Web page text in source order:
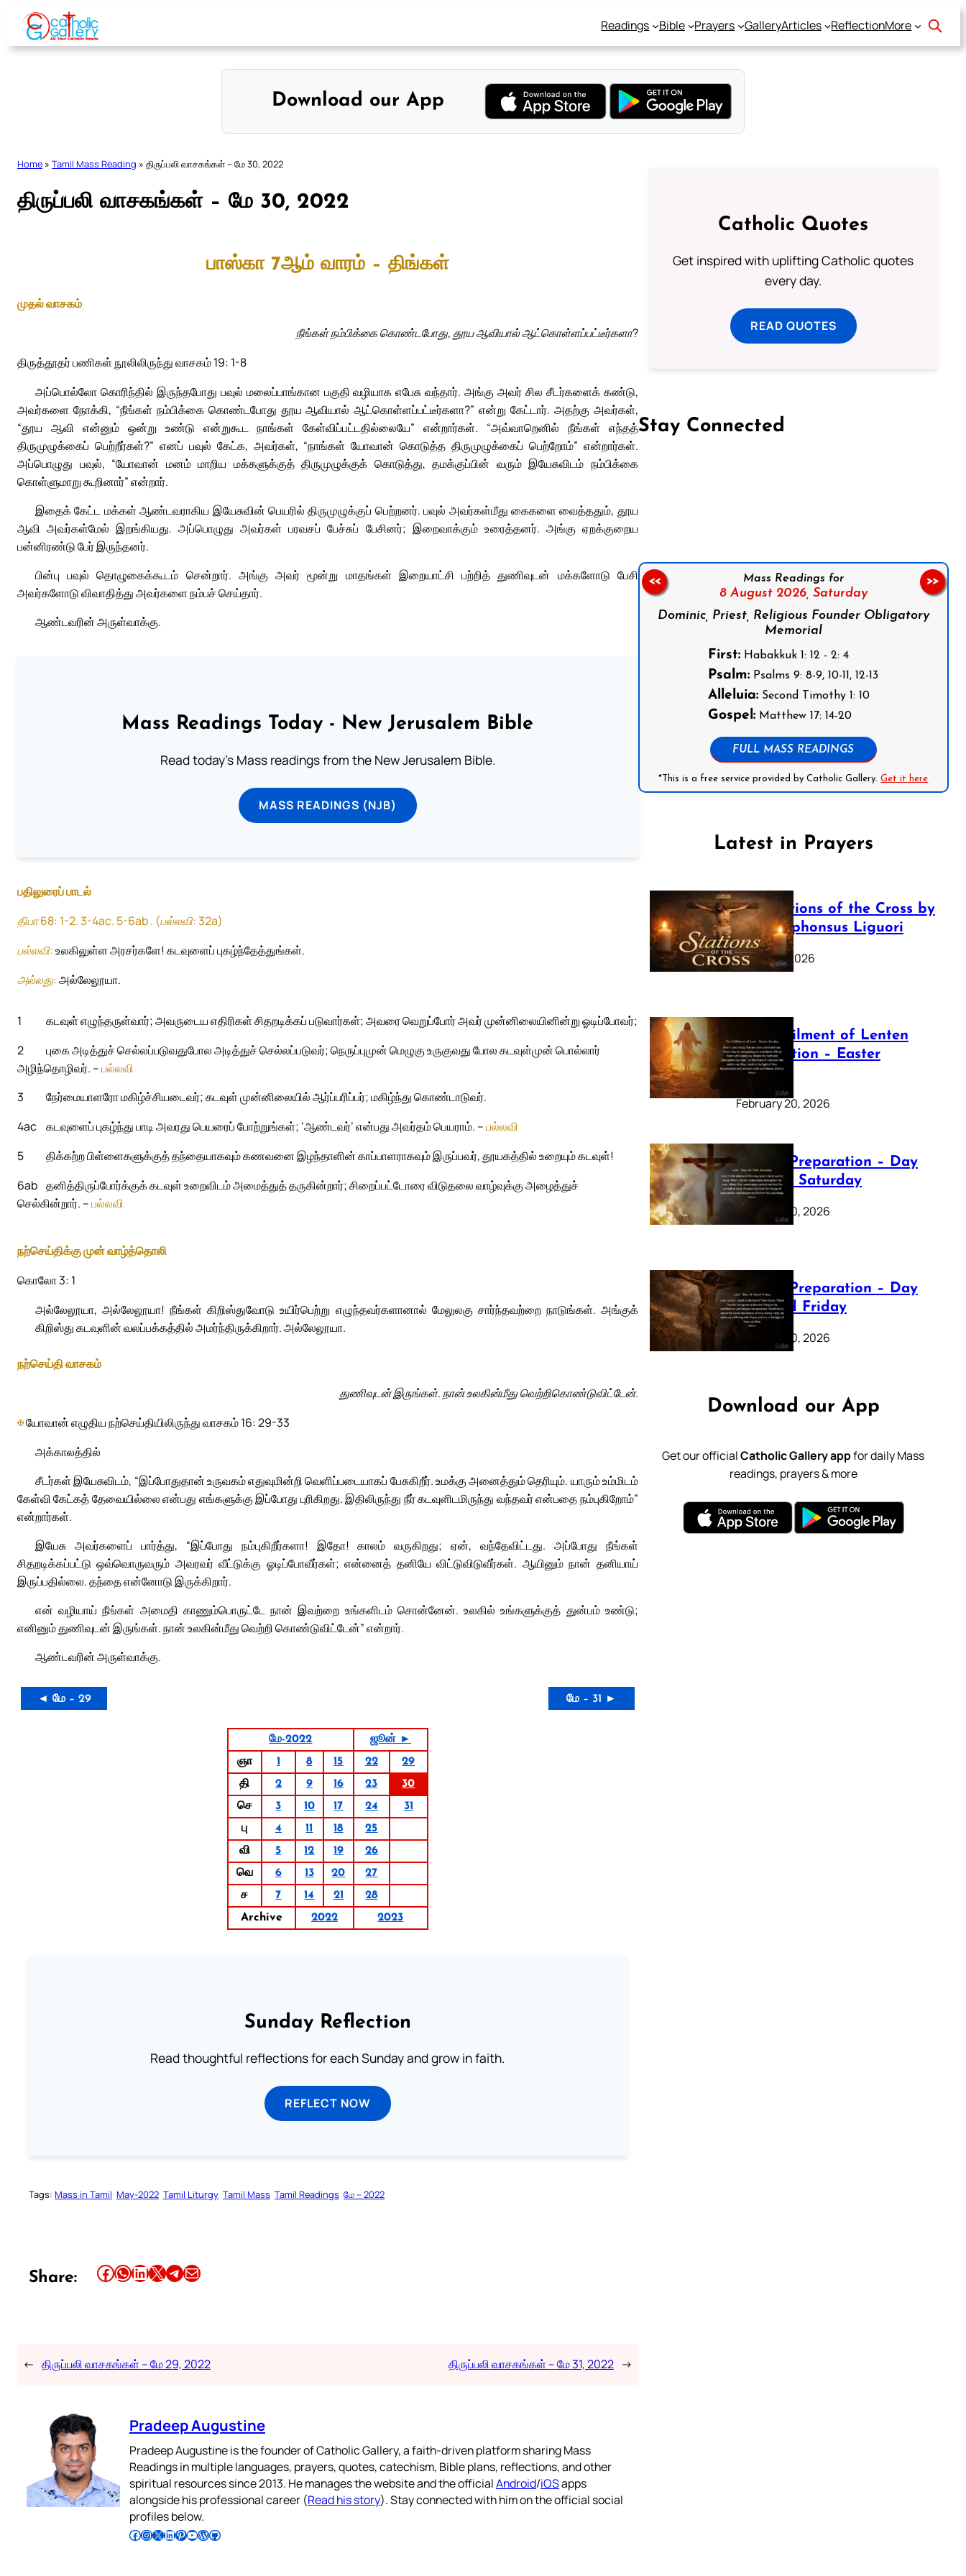
Skip
content
Readings Bible Prayers GalleryArticles ReflectionMore
Download our App
Home » Tamil Mass Reading » திருப்பலி வாசகங்கள் – மே 30, 2022
திருப்பலி வாசகங்கள் – மே 30, 2022
பாஸ்கா 7ஆம் வாரம் – திங்கள்
முதல் வாசகம்
நீங்கள் நம்பிக்கை கொண்டபோது, தூய ஆவியால் ஆட்கொள்ளப்பட்டீர்களா?
திருத்தூதர் பணிகள் நூலிலிருந்து வாசகம் 19: 1-8
அப்பொல்லோ கொரிந்தில் இருந்தபோது பவுல் மலைப்பாங்கான பகுதி வழியாக எபேசு வந்தார். அங்கு அவர் சில சீடர்களைக் கண்டு,
அவர்களை நோக்கி, “நீங்கள் நம்பிக்கை கொண்டபோது தூய ஆவியால் ஆட்கொள்ளப்பட்டீர்களா?” என்று கேட்டார். அதற்கு அவர்கள்,
“தூய ஆவி என்னும் ஒன்று உண்டு என்றுகூட நாங்கள் கேள்விப்பட்டதில்லையே” என்றார்கள். “அவ்வாறெனில் நீங்கள் எந்தத்
திருமுழுக்கைப் பெற்றீர்கள்?” எனப் பவுல் கேட்க, அவர்கள், “நாங்கள் யோவான் கொடுத்த திருமுழுக்கைப் பெற்றோம்” என்றார்கள்.
அப்பொழுது பவுல், “யோவான் மனம் மாறிய மக்களுக்குத் திருமுழுக்குக் கொடுத்து, தமக்குப்பின் வரும் இயேசுவிடம் நம்பிக்கை
கொள்ளுமாறு கூறினார்” என்றார்.
இதைக் கேட்ட மக்கள் ஆண்டவராகிய இயேசுவின் பெயரில் திருமுழுக்குப் பெற்றனர். பவுல் அவர்கள்மீது கைகளை வைத்ததும், தூய
ஆவி அவர்கள்மேல் இறங்கியது. அப்பொழுது அவர்கள் பரவசப் பேச்சுப் பேசினர்; இறைவாக்கும் உரைத்தனர். அங்கு ஏறக்குறைய
பன்னிரண்டு பேர் இருந்தனர்.
பின்பு பவுல் தொழுகைக்கூடம் சென்றார். அங்கு அவர் மூன்று மாதங்கள் இறையாட்சி பற்றித் துணிவுடன் மக்களோடு பேசி
அவர்களோடு விவாதித்து அவர்களை நம்பச் செய்தார்.
ஆண்டவரின் அருள்வாக்கு.
Mass Readings Today - New Jerusalem Bible
Read today's Mass readings from the New Jerusalem Bible.
MASS READINGS (NJB)
பதிலுரைப் பாடல்
திபா 68: 1-2. 3-4ac. 5-6ab . (பல்லவி: 32a)
பல்லவி:உலகிலுள்ள அரசர்களே! கடவுளைப் புகழ்ந்தேத்துங்கள்.
அல்லது:அல்லேலூயா.
1
கடவுள் எழுந்தருள்வார்; அவருடைய எதிரிகள் சிதறடிக்கப் படுவார்கள்; அவரை வெறுப்போர் அவர் முன்னிலையினின்று ஓடிப்போவர்;
2
புகை அடித்துச் செல்லப்படுவதுபோல அடித்துச் செல்லப்படுவர்; நெருப்புமுன் மெழுகு உருகுவது போல கடவுள்முன் பொல்லார்
அழிந்தொழிவர். –பல்லவி
3
நேர்மையாளரோ மகிழ்ச்சியடைவர்; கடவுள் முன்னிலையில் ஆர்ப்பரிப்பர்; மகிழ்ந்து கொண்டாடுவர்.
4ac
கடவுளைப் புகழ்ந்து பாடி அவரது பெயரைப் போற்றுங்கள்; ‘ஆண்டவர்’ என்பது அவர்தம் பெயராம். –பல்லவி
5
திக்கற்ற பிள்ளைகளுக்குத் தந்தையாகவும் கணவனை இழந்தாளின் காப்பாளராகவும் இருப்பவர், தூயகத்தில் உறையும் கடவுள்!
6ab தனித்திருப்போர்க்குக் கடவுள் உறைவிடம் அமைத்துத் தருகின்றார்; சிறைப்பட்டோரை விடுதலை வாழ்வுக்கு அழைத்துச்
செல்கின்றார். –பல்லவி
நற்செய்திக்கு முன் வாழ்த்தொலி
கொலோ 3: 1
அல்லேலூயா, அல்லேலூயா! நீங்கள் கிறிஸ்துவோடு உயிர்பெற்று எழுந்தவர்களானால் மேலுலகு சார்ந்தவற்றை நாடுங்கள். அங்குக்
கிறிஸ்து கடவுளின் வலப்பக்கத்தில் அமர்ந்திருக்கிறார். அல்லேலூயா.
நற்செய்தி வாசகம்
துணிவுடன் இருங்கள். நான் உலகின்மீது வெற்றிகொண்டுவிட்டேன்.
✠யோவான் எழுதிய நற்செய்தியிலிருந்து வாசகம் 16: 29-33
அக்காலத்தில்
சீடர்கள் இயேசுவிடம், “இப்போதுதான் உருவகம் எதுவுமின்றி வெளிப்படையாகப் பேசுகிறீர். உமக்கு அனைத்தும் தெரியும். யாரும் உம்மிடம்
கேள்வி கேட்கத் தேவையில்லை என்பது எங்களுக்கு இப்போது புரிகிறது. இதிலிருந்து நீர் கடவுளிடமிருந்து வந்தவர் என்பதை நம்புகிறோம்”
என்றார்கள்.
இயேசு அவர்களைப் பார்த்து, “இப்போது நம்புகிறீர்களா! இதோ! காலம் வருகிறது; ஏன், வந்தேவிட்டது. அப்போது நீங்கள்
சிதறடிக்கப்பட்டு ஒவ்வொருவரும் அவரவர் வீட்டுக்கு ஓடிப்போவீர்கள்; என்னைத் தனியே விட்டுவிடுவீர்கள். ஆயினும் நான் தனியாய்
இருப்பதில்லை. தந்தை என்னோடு இருக்கிறார்.
என் வழியாய் நீங்கள் அமைதி காணும்பொருட்டே நான் இவற்றை உங்களிடம் சொன்னேன். உலகில் உங்களுக்குத் துன்பம் உண்டு;
எனினும் துணிவுடன் இருங்கள். நான் உலகின்மீது வெற்றி கொண்டுவிட்டேன்” என்றார்.
ஆண்டவரின் அருள்வாக்கு.
◄ மே – 29 மே – 31 ►
மே-2022
ஜூன் ►
ஞா
1 8 15 22
29
தி
2 9 16 23
30
செ
3 10 17 24
31
பு
4 11 18
25
வி
5 12 19
26
வெ
6 13 20
27
ச
7 14 21
28
Archive
2022 2023
Sunday Reflection
Read thoughtful reflections for each Sunday and grow in faith.
REFLECT NOW
Tags: Mass in Tamil May-2022 Tamil Liturgy Tamil Mass Tamil Readings மே – 2022
Share: Share this article on Facebook Share this article on WhatsApp Share this article on LinkedIn Share this article on X Share this article on TelegramEmail this Article
← திருப்பலி வாசகங்கள் – மே 29, 2022 திருப்பலி வாசகங்கள் – மே 31, 2022 →
Pradeep Augustine
Pradeep Augustine is the founder of Catholic Gallery, a faith-driven platform sharing Mass
Readings in multiple languages, prayers, quotes, catechism, Bible plans, reflections, and other
spiritual resources since 2013. He manages the website and the officialAndroid/iOSapps
alongside his professional career (Read his story). Stay connected with him on the official social
profiles below.
Follow Pradeep on Facebook Follow Pradeep on InstagramFollow Pradeep on X Follow Pradeep on LinkedIn Follow Pradeep on Pinterest Subscribe to Pradeep’s Youtube Channel Follow Pradeep on WordPress Follow Pradeep on GitHub
Catholic Quotes
Get inspired with uplifting Catholic quotes
every day.
READ QUOTES
Stay Connected
Mass Readings for
8 August 2026, Saturday
Dominic, Priest, Religious Founder Obligatory
Memorial
First: Habakkuk 1: 12 - 2: 4
Psalm: Psalms 9: 8-9, 10-11, 12-13
Alleluia: Second Timothy 1: 10
Gospel: Matthew 17: 14-20
FULL MASS READINGS
*This is a free service provided by Catholic Gallery.Get it here
<< >>
Latest in Prayers
The Stations of the Cross by
Saint Alphonsus Liguori
March 16, 2026
The Fulfilment of Lenten
Preparation – Easter
Sunday
February 20, 2026
Lenten Preparation – Day
40: Holy Saturday
February 20, 2026
Lenten Preparation – Day
39: Good Friday
February 20, 2026
Download our App
Get our officialCatholic Gallery appfor daily Mass
readings, prayers & more